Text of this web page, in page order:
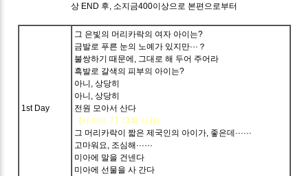
상 END 후, 소지금400이상으로 본편으로부터
1st Day
그 은빛의 머리카락의 여자 아이는?
금발로 푸른 눈의 노예가 있지만···？
불쌍하기 때문에, 그대로 해 두어 주어라
흑발로 갈색의 피부의 아이는?
아니, 상당히
아니, 상당히
전원 모아서 산다
【세이브 7】(3회 사용)
그 머리카락이 짧은 제국인의 아이가, 좋은데······
고마워요, 조심해······
미아에 말을 건넨다
미아에 선물을 사 간다